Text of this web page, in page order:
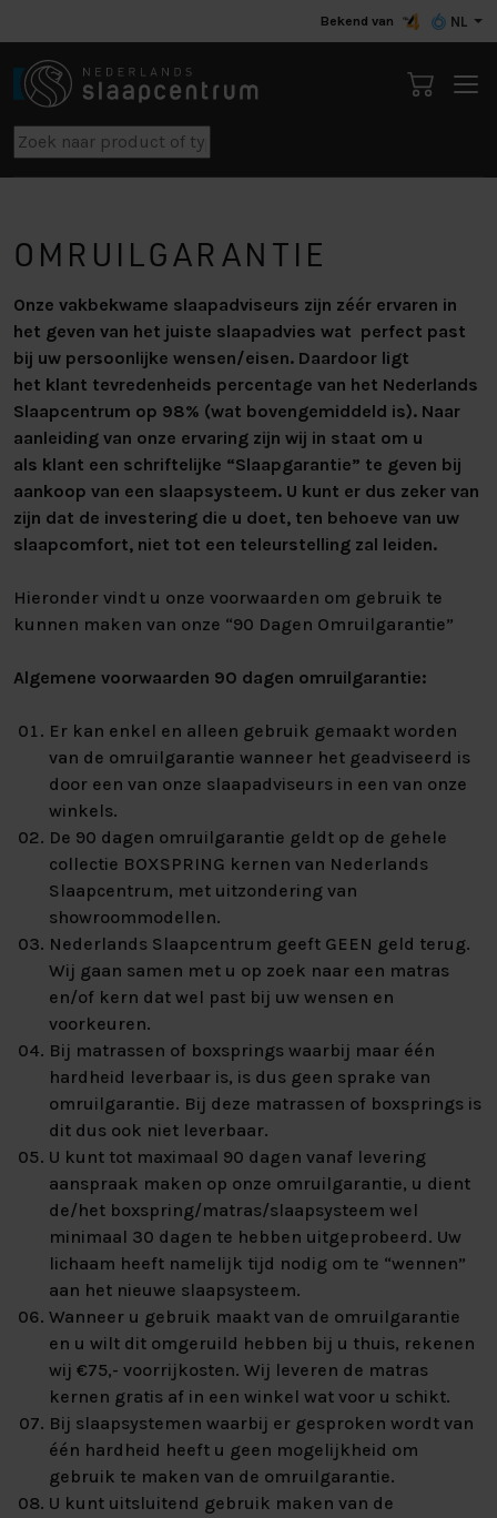
Bekend van NL
OMRUILGARANTIE
Onze vakbekwame slaapadviseurs zijn zéér ervaren in
het geven van het juiste slaapadvies wat perfect past
bij uw persoonlijke wensen/eisen. Daardoor ligt
het klant tevredenheids percentage van het Nederlands
Slaapcentrum op 98% (wat bovengemiddeld is). Naar
aanleiding van onze ervaring zijn wij in staat om u
als klant een schriftelijke “Slaapgarantie” te geven bij
aankoop van een slaapsysteem. U kunt er dus zeker van
zijn dat de investering die u doet, ten behoeve van uw
slaapcomfort, niet tot een teleurstelling zal leiden.
Hieronder vindt u onze voorwaarden om gebruik te
kunnen maken van onze “90 Dagen Omruilgarantie”
Algemene voorwaarden 90 dagen omruilgarantie:
Er kan enkel en alleen gebruik gemaakt worden
van de omruilgarantie wanneer het geadviseerd is
door een van onze slaapadviseurs in een van onze
winkels.
De 90 dagen omruilgarantie geldt op de gehele
collectie BOXSPRING kernen van Nederlands
Slaapcentrum, met uitzondering van
showroommodellen.
Nederlands Slaapcentrum geeft GEEN geld terug.
Wij gaan samen met u op zoek naar een matras
en/of kern dat wel past bij uw wensen en
voorkeuren.
Bij matrassen of boxsprings waarbij maar één
hardheid leverbaar is, is dus geen sprake van
omruilgarantie. Bij deze matrassen of boxsprings is
dit dus ook niet leverbaar.
U kunt tot maximaal 90 dagen vanaf levering
aanspraak maken op onze omruilgarantie, u dient
de/het boxspring/matras/slaapsysteem wel
minimaal 30 dagen te hebben uitgeprobeerd. Uw
lichaam heeft namelijk tijd nodig om te “wennen”
aan het nieuwe slaapsysteem.
Wanneer u gebruik maakt van de omruilgarantie
en u wilt dit omgeruild hebben bij u thuis, rekenen
wij €75,- voorrijkosten. Wij leveren de matras
kernen gratis af in een winkel wat voor u schikt.
Bij slaapsystemen waarbij er gesproken wordt van
één hardheid heeft u geen mogelijkheid om
gebruik te maken van de omruilgarantie.
U kunt uitsluitend gebruik maken van de